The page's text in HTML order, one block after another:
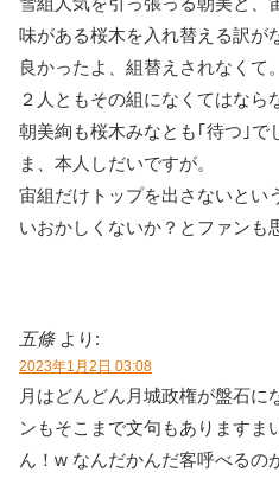
味がある桜木を入れ替える訳が
良かったよ、組替えされなくて。
２人ともその組になくてはなら
朝美絢も桜木みなとも｢待つ｣で
ま、本人しだいですが。
宙組だけトップを出さないとい
いおかしくないか？とファンも
五條 より:
2023年1月2日 03:08
月はどんどん月城政権が盤石に
ンもそこまで文句もありますま
ん！w なんだかんだ客呼べるの